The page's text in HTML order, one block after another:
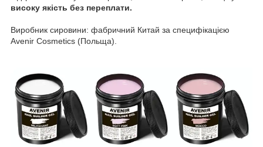
високу якість без переплати.
Виробник сировини: фабричний Китай за специфікацією
Avenir Cosmetics (Польща).